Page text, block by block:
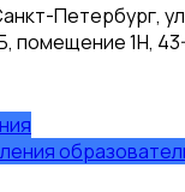
Петербург,
помещение 1Н,